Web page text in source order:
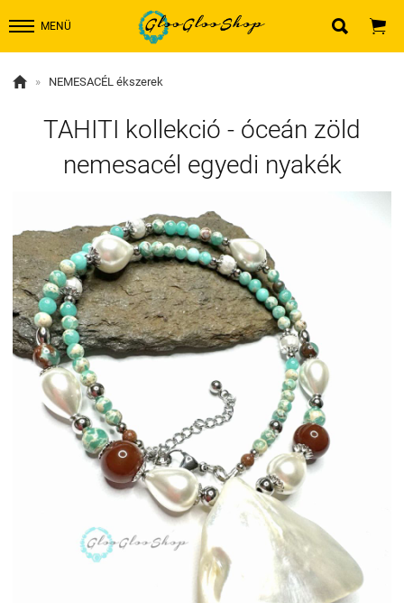
MENÜ  
 » NEMESACÉL ékszerek
TAHITI kollekció - óceán zöld
nemesacél egyedi nyakék